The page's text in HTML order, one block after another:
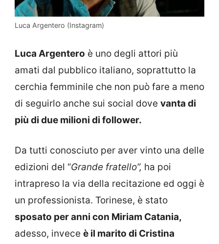
Luca Argentero (Instagram)
Luca Argentero è uno degli attori più
amati dal pubblico italiano, soprattutto la
cerchia femminile che non può fare a meno
di seguirlo anche sui social dove vanta di
più di due milioni di follower.
Da tutti conosciuto per aver vinto una delle
edizioni del “Grande fratello”, ha poi
intrapreso la via della recitazione ed oggi è
un professionista. Torinese, è stato
sposato per anni con Miriam Catania,
adesso, invece è il marito di Cristina